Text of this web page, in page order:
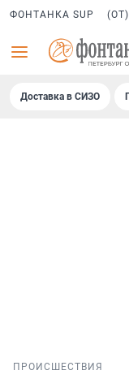
ФОНТАНКА SUP
Доставка в СИЗО
ПРОИСШЕСТВИЯ